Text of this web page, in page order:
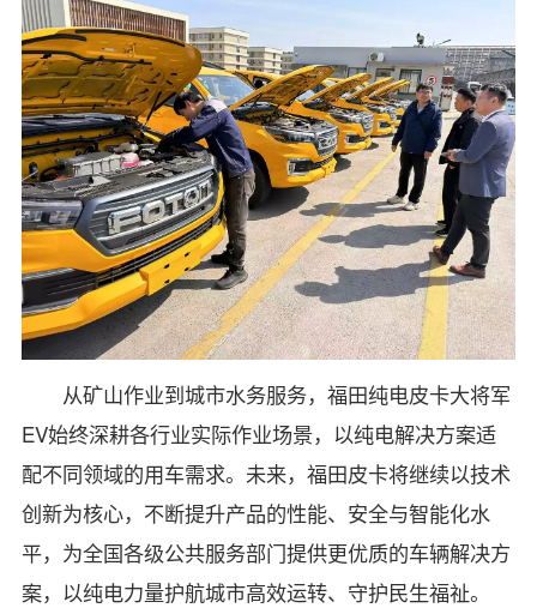
从矿山作业到城市水务服务，福田纯电皮卡大将军
EV始终深耕各行业实际作业场景，以纯电解决方案适
配不同领域的用车需求。未来，福田皮卡将继续以技术
创新为核心，不断提升产品的性能、安全与智能化水
平，为全国各级公共服务部门提供更优质的车辆解决方
案，以纯电力量护航城市高效运转、守护民生福祉。